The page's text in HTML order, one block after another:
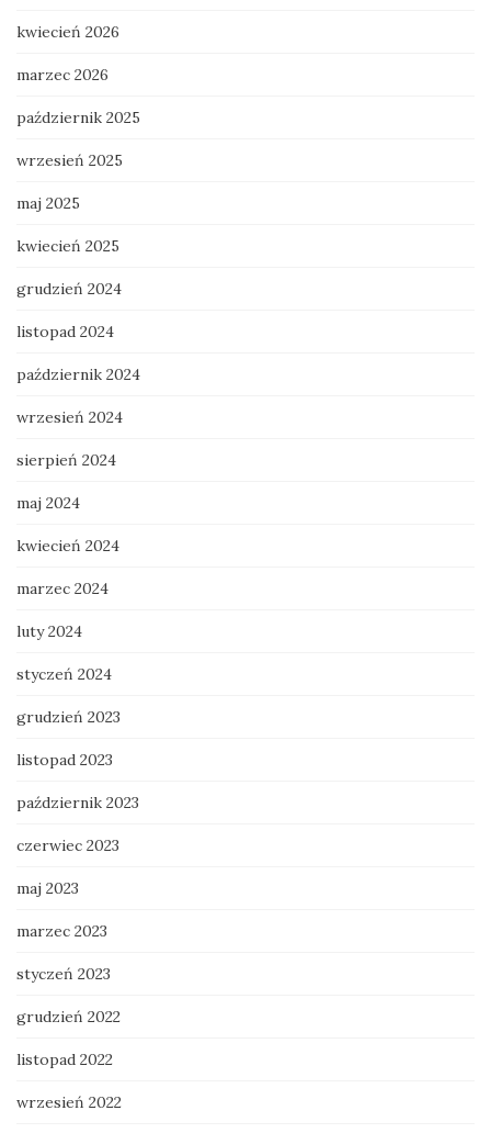
kwiecień 2026
marzec 2026
październik 2025
wrzesień 2025
maj 2025
kwiecień 2025
grudzień 2024
listopad 2024
październik 2024
wrzesień 2024
sierpień 2024
maj 2024
kwiecień 2024
marzec 2024
luty 2024
styczeń 2024
grudzień 2023
listopad 2023
październik 2023
czerwiec 2023
maj 2023
marzec 2023
styczeń 2023
grudzień 2022
listopad 2022
wrzesień 2022